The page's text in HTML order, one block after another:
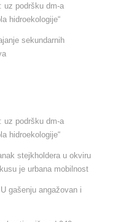
uz podršku dm-a
hidroekologije“
sekundarnih
uz podršku dm-a
hidroekologije“
stejkholdera u okviru
je urbana mobilnost
gašenju angažovan i